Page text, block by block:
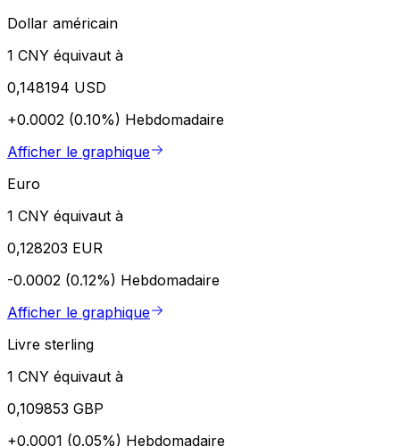
Dollar américain
1 CNY équivaut à
0,148194 USD
+0.0002 (0.10%) Hebdomadaire
Afficher le graphique
Euro
1 CNY équivaut à
0,128203 EUR
-0.0002 (0.12%) Hebdomadaire
Afficher le graphique
Livre sterling
1 CNY équivaut à
0,109853 GBP
+0.0001 (0.05%) Hebdomadaire